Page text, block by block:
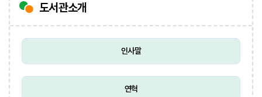
도서관소개
인사말
연혁